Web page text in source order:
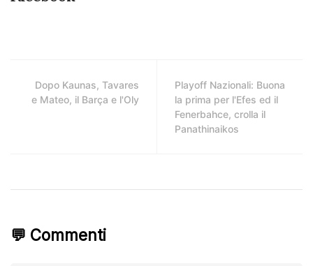
Dopo Kaunas, Tavares
e Mateo, il Barça e l'Oly
Playoff Nazionali: Buona
la prima per l'Efes ed il
Fenerbahce, crolla il
Panathinaikos
💬 Commenti